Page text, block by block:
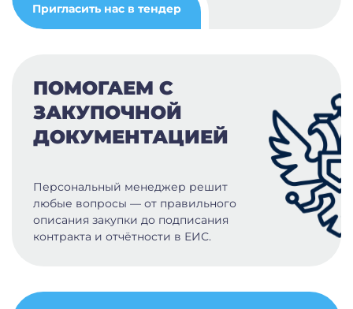
Пригласить нас в тендер
ПОМОГАЕМ С
ЗАКУПОЧНОЙ
ДОКУМЕНТАЦИЕЙ
Персональный менеджер решит
любые вопросы — от правильного
описания закупки до подписания
контракта и отчётности в ЕИС.